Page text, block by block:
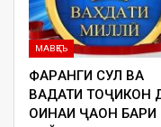
МАВҚЕЪ
ФАРҲАНГИ СУЛҲ ВА
ВАҲДАТИ ТОҶИКОН
ОИНАИ ҶАҲОН БАҲРИ